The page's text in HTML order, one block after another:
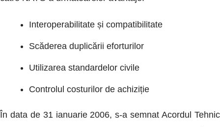
Interoperabilitate și compatibilitate
Scăderea duplicării eforturilor
Utilizarea standardelor civile
Controlul costurilor de achiziție
În data de 31 ianuarie 2006, s-a semnat Acordul Tehnic